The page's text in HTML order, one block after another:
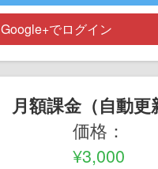
Google+でログイン
月額課金（自動更
価格：
¥3,000